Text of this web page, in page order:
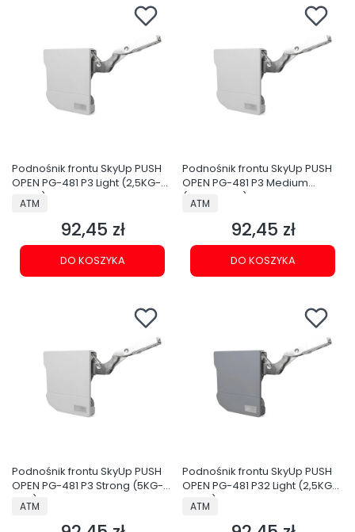
Podnośnik frontu SkyUp PUSH
OPEN PG-481 P3 Light (2,5KG-
3,5KG)
PRODUCENT
ATM
Cena
92,45 zł
DO KOSZYKA
Podnośnik frontu SkyUp PUSH
OPEN PG-481 P3 Medium
(3,5KG-5KG)
PRODUCENT
ATM
Cena
92,45 zł
DO KOSZYKA
Podnośnik frontu SkyUp PUSH
OPEN PG-481 P3 Strong (5KG-
6KG)
PRODUCENT
ATM
Podnośnik frontu SkyUp PUSH
OPEN PG-481 P32 Light (2,5KG-
3,5KG)
PRODUCENT
ATM